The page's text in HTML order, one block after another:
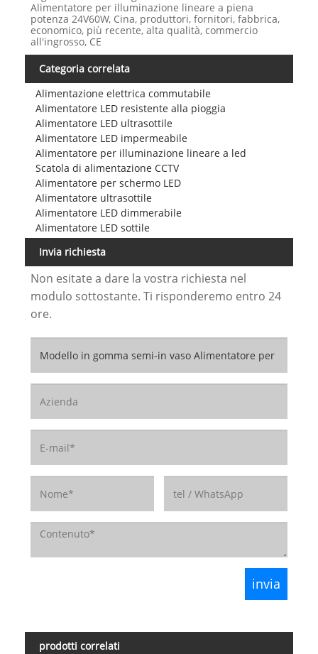
Alimentatore per illuminazione lineare a piena
potenza 24V60W, Cina, produttori, fornitori, fabbrica,
economico, più recente, alta qualità, commercio
all'ingrosso, CE
Categoria correlata
Alimentazione elettrica commutabile
Alimentatore LED resistente alla pioggia
Alimentatore LED ultrasottile
Alimentatore LED impermeabile
Alimentatore per illuminazione lineare a led
Scatola di alimentazione CCTV
Alimentatore per schermo LED
Alimentatore ultrasottile
Alimentatore LED dimmerabile
Alimentatore LED sottile
Invia richiesta
Non esitate a dare la vostra richiesta nel
modulo sottostante. Ti risponderemo entro 24
ore.
prodotti correlati